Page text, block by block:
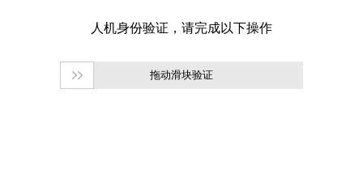
拖动滑块验证